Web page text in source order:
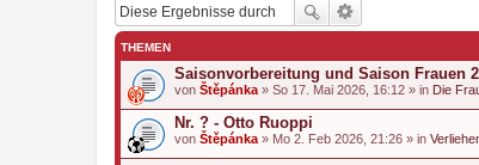
THEMEN
Saisonvorbereitung und Saison Frauen
von Štěpánka » So 17. Mai 2026, 16:12 » in Die
Nr. ? - Otto Ruoppi
von Štěpánka » Mo 2. Feb 2026, 21:26 » in